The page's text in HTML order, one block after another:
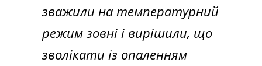
зважили на температурний
режим зовні і вирішили, що
зволікати із опаленням